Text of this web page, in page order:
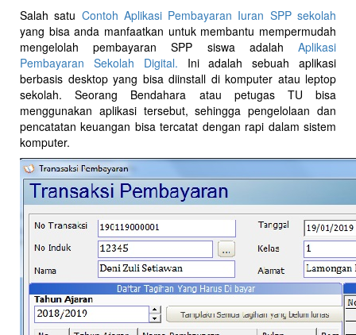
Salah satu Contoh Aplikasi Pembayaran Iuran SPP sekolah
yang bisa anda manfaatkan untuk membantu mempermudah
mengelolah pembayaran SPP siswa adalah Aplikasi
Pembayaran Sekolah Digital. Ini adalah sebuah aplikasi
berbasis desktop yang bisa diinstall di komputer atau leptop
sekolah. Seorang Bendahara atau petugas TU bisa
menggunakan aplikasi tersebut, sehingga pengelolaan dan
pencatatan keuangan bisa tercatat dengan rapi dalam sistem
komputer.